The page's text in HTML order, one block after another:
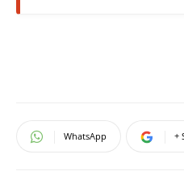
WhatsApp +